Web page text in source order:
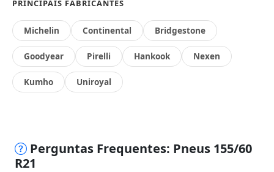
PRINCIPAIS FABRICANTES
Michelin Continental Bridgestone
Goodyear Pirelli Hankook Nexen
Kumho Uniroyal
Perguntas Frequentes: Pneus 155/60
R21